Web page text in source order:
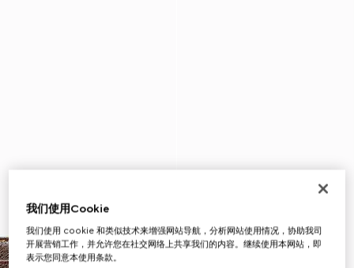
我们使用Cookie
我们使用 cookie 和类似技术来增强网站导航，分析网站使用情况，协助我司
开展营销工作，并允许您在社交网络上共享我们的内容。继续使用本网站，即
表示您同意本使用条款。